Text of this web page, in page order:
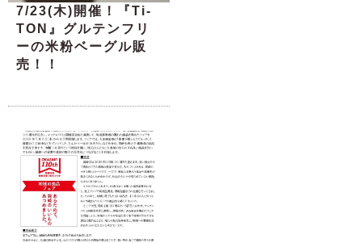
7/23(木)開催！『Ti-
TON』グルテンフリ
ーの米粉ベーグル販
売！！